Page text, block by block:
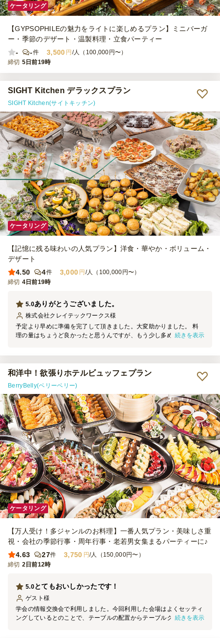
ケータリング
【GYPSOPHILEの魅力をライトに楽しめるプラン】ミニバーガ
ー・季節のデザート・温製料理・立食パーティー
-
-件 3,500 円 /人（100,000円〜）
締切 5日前19時
SIGHT Kitchen デラックスプラン
SIGHT Kitchen(サイトキッチン)
ケータリング
【記憶に残る味わいの人気プラン】洋食・華やか・ボリューム・
デザート
4.50
4件 3,000 円 /人（100,000円〜）
締切 4日前19時
ありがとうございました。
5.0
株式会社クレイテックワークス様
予定より早めに準備を完了して頂きました。大変助かりました。 料
理の量はちょうど良かったと思うんですが、もう少し多めに頼んだ方
続きを表示
和洋中！欲張りホテルビュッフェプラン
BerryBelly(ベリーベリー)
ケータリング
【万人受け！多ジャンルのお料理】一番人気プラン・美味しさ重
視・会社の季節行事・周年行事・老若男女集まるパーティーに♪
4.63
27件 3,750 円/人（150,000円〜）
締切 2日前12時
とてもおいしかったです！
5.0
ゲスト 様
学会の情報交換会で利用しました。今回利用した会場はよくセッティ
ングしているとのことで、テーブルの配置からテーブルクロスまで、
続きを表示